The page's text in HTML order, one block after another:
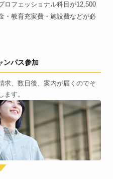
ロフェッショナル科目が12,500
・教育充実費・施設費などが必
ンパス参加
求、数日後、案内が届くのでそ
す。